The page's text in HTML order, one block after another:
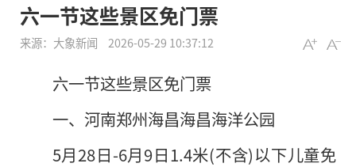
六一节这些景区免门票
来源： 大象新闻 2026-05-29 10:37:12
六一节这些景区免门票
一、河南郑州海昌海昌海洋公园
5月28日-6月9日1.4米(不含)以下儿童免